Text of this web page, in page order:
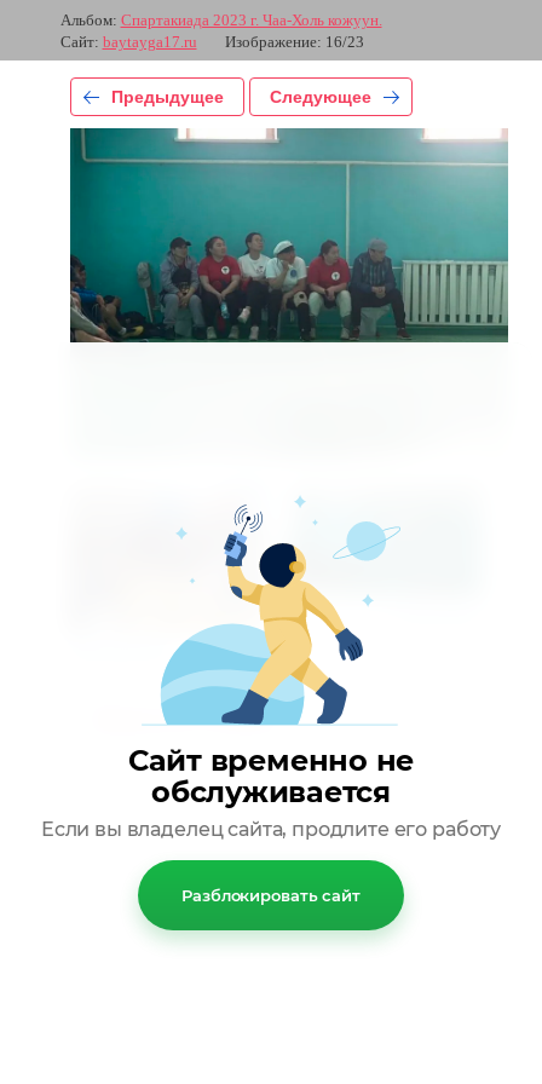
Альбом: Спартакиада 2023 г. Чаа-Холь кожуун.
Сайт: baytayga17.ru Изображение: 16/23
Предыдущее Следующее
Предыдущее
Вернуться в галерею
Сайт временно не
обслуживается
Если вы владелец сайта, продлите его работу
Разблокировать сайт